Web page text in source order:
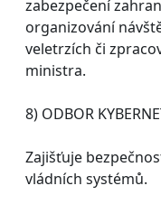
zabezpečení
organizování
veletrzích či
ministra.
8) ODBOR
Zajišťuje
vládních systémů.